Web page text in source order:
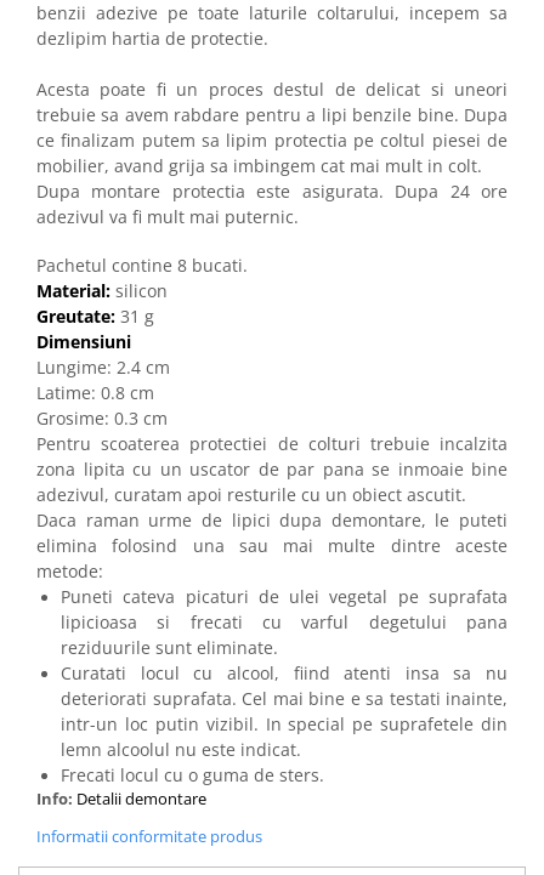
benzii adezive pe toate laturile coltarului, incepem sa
dezlipim hartia de protectie.
Acesta poate fi un proces destul de delicat si uneori
trebuie sa avem rabdare pentru a lipi benzile bine. Dupa
ce finalizam putem sa lipim protectia pe coltul piesei de
mobilier, avand grija sa imbingem cat mai mult in colt.
Dupa montare protectia este asigurata. Dupa 24 ore
adezivul va fi mult mai puternic.
Pachetul contine 8 bucati.
Material: silicon
Greutate: 31 g
Dimensiuni
Lungime: 2.4 cm
Latime: 0.8 cm
Grosime: 0.3 cm
Pentru scoaterea protectiei de colturi trebuie incalzita
zona lipita cu un uscator de par pana se inmoaie bine
adezivul, curatam apoi resturile cu un obiect ascutit.
Daca raman urme de lipici dupa demontare, le puteti
elimina folosind una sau mai multe dintre aceste
metode:
Puneti cateva picaturi de ulei vegetal pe suprafata
lipicioasa si frecati cu varful degetului pana
reziduurile sunt eliminate.
Curatati locul cu alcool, fiind atenti insa sa nu
deteriorati suprafata. Cel mai bine e sa testati inainte,
intr-un loc putin vizibil. In special pe suprafetele din
lemn alcoolul nu este indicat.
Frecati locul cu o guma de sters.
Info: Detalii demontare
Informatii conformitate produs